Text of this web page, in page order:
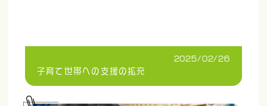
2025/02/26
子育て世帯への支援の拡充